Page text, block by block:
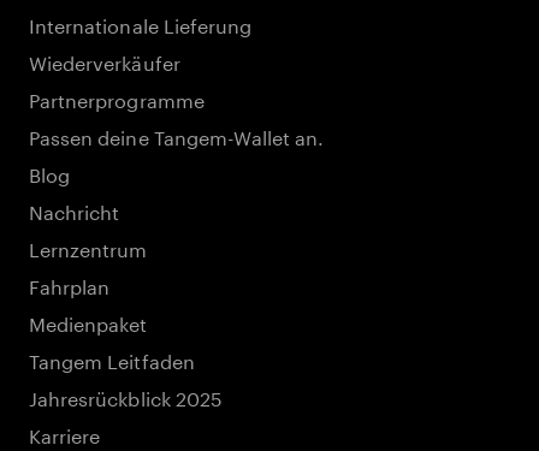
Internationale Lieferung
Wiederverkäufer
Partnerprogramme
Passen deine Tangem-Wallet an.
Blog
Nachricht
Lernzentrum
Fahrplan
Medienpaket
Tangem Leitfaden
Jahresrückblick 2025
Karriere